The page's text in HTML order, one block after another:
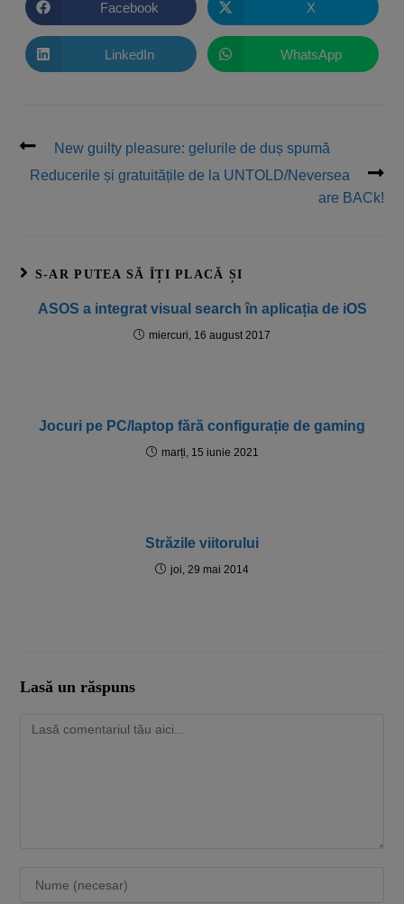
Facebook X
LinkedIn WhatsApp
New guilty pleasure: gelurile de duș spumă
Reducerile și gratuitățile de la UNTOLD/Neversea
are BACk!
S-AR PUTEA SĂ ÎȚI PLACĂ ȘI
ASOS a integrat visual search în aplicația de iOS
miercuri, 16 august 2017
Jocuri pe PC/laptop fără configurație de gaming
marți, 15 iunie 2021
Străzile viitorului
joi, 29 mai 2014
Lasă un răspuns